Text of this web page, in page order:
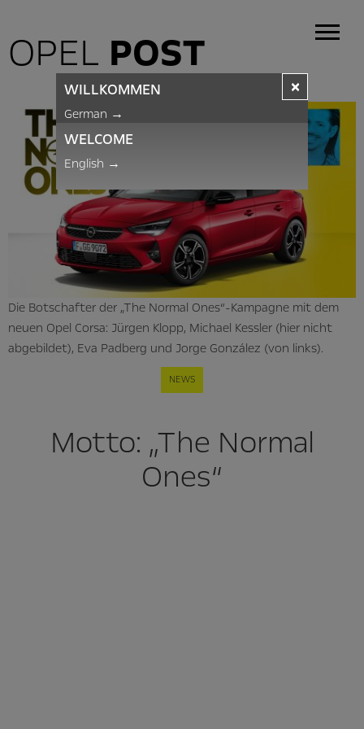
OPEL POST
Die Botschafter der „The Normal Ones“-Kampagne mit dem
neuen Opel Corsa: Jürgen Klopp, Michael Kessler (hier nicht
abgebildet), Eva Padberg und Jorge González (von links).
NEWS
Motto: „The Normal
Ones“
×
WILLKOMMEN
German →
WELCOME
English →